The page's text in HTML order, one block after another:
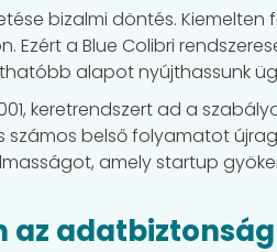
bizalmi döntés.
a Blue Colibri
alapot nyújthassunk
keretrendszert ad a
számos belső folyamatot
amely startup
az adatbiztonság